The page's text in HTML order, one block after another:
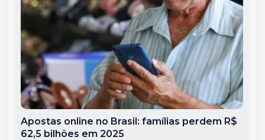
Apostas online no Brasil: famílias perdem R$
62,5 bilhões em 2025